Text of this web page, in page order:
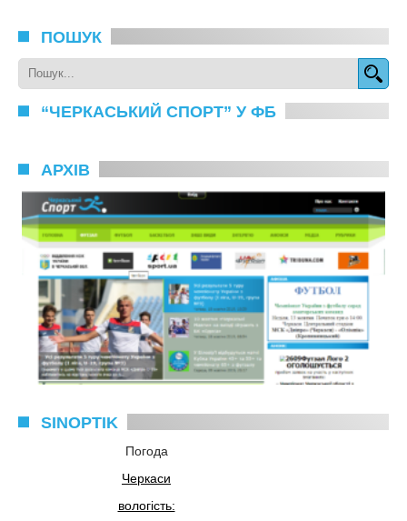
ПОШУК
“ЧЕРКАСЬКИЙ СПОРТ” У ФБ
АРХІВ
SINOPTIK
Погода
Черкаси
вологість: